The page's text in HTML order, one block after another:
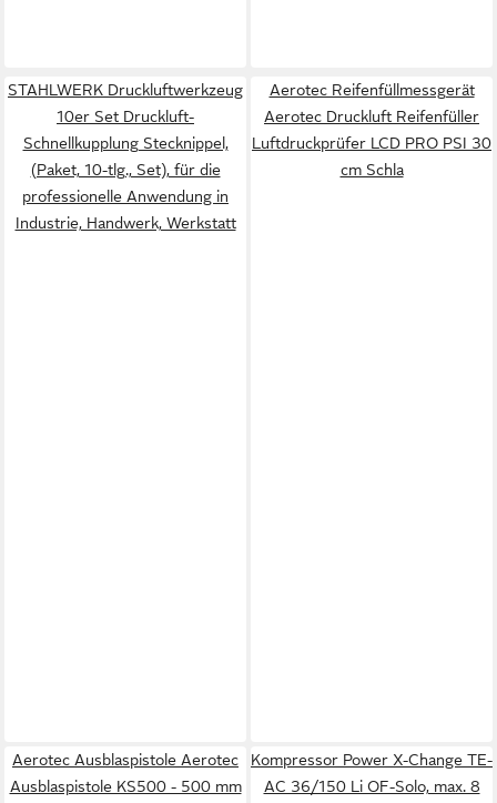
STAHLWERK Druckluftwerkzeug
10er Set Druckluft-
Schnellkupplung Stecknippel,
(Paket, 10-tlg., Set), für die
professionelle Anwendung in
Industrie, Handwerk, Werkstatt
Aerotec Reifenfüllmessgerät
Aerotec Druckluft Reifenfüller
Luftdruckprüfer LCD PRO PSI 30
cm Schla
Aerotec Ausblaspistole Aerotec
Ausblaspistole KS500 - 500 mm
Kompressor Power X-Change TE-
AC 36/150 Li OF-Solo, max. 8